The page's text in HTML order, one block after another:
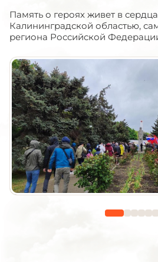
Память о героях живет в
Калининградской областью,
региона Российской